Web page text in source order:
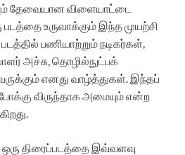
தேவையான விளையாட்டை
உருவாக்கும் இந்த முயற்சி
படத்தில் பணியாற்றும் நடிகர்கள்,
அச்சு, தொழில்நுட்பக்
எனது வாழ்த்துகள். இந்தப்
விருந்தாக அமையும் என்ற
திரைப்படத்தை இவ்வளவு